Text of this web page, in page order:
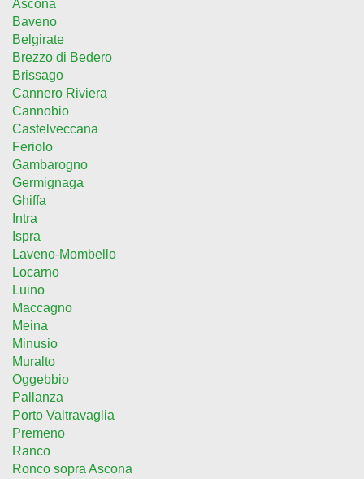
Ascona
Baveno
Belgirate
Brezzo di Bedero
Brissago
Cannero Riviera
Cannobio
Castelveccana
Feriolo
Gambarogno
Germignaga
Ghiffa
Intra
Ispra
Laveno-Mombello
Locarno
Luino
Maccagno
Meina
Minusio
Muralto
Oggebbio
Pallanza
Porto Valtravaglia
Premeno
Ranco
Ronco sopra Ascona